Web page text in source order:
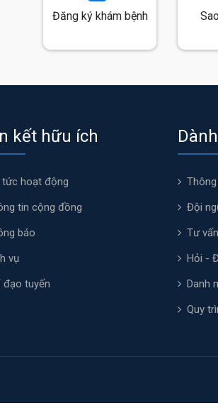
Đăng ký khám bệnh
kết hữu ích
tức hoạt động
tin cộng đồng
báo
vụ
đạo tuyến
Đội
Tư
Hỏi -
Danh
Quy